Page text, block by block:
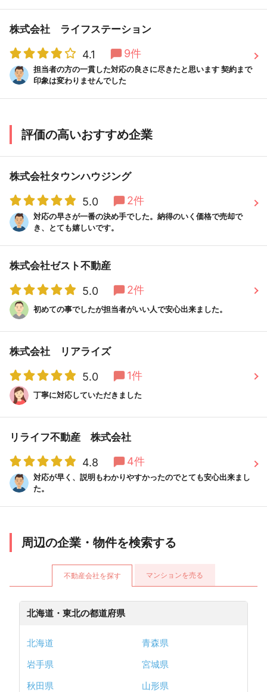
株式会社 ライフステーション
4.1 9件
担当者の方の一貫した対応の良さに尽きたと思います 契約まで
印象は変わりませんでした
評価の高いおすすめ企業
株式会社タウンハウジング
5.0 2件
対応の早さが一番の決め手でした。納得のいく価格で売却で
き、とても嬉しいです。
株式会社ゼスト不動産
5.0 2件
初めての事でしたが担当者がいい人で安心出来ました。
株式会社 リアライズ
5.0 1件
丁寧に対応していただきました
リライフ不動産 株式会社
4.8 4件
対応が早く、説明もわかりやすかったのでとても安心出来まし
た。
周辺の企業・物件を検索する
不動産会社を探す マンションを売る
北海道・東北の都道府県
北海道
青森県
岩手県
宮城県
秋田県
山形県